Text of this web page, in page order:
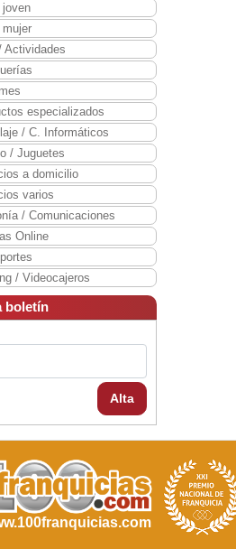
joven
mujer
Actividades
especializados
/ C. Informáticos
/ Juguetes
a domicilio
varios
/ Comunicaciones
Online
/ Videocajeros
boletín
Alta